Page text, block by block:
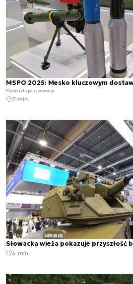
MSPO 2025: Mesko kluczowym
Materiał sponsorowany
7 min.
Słowacka wieża pokazuje przyszłość
4 min.